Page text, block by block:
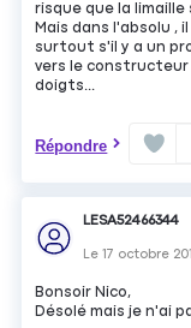
risque que la
Mais dans l'absolu ,
surtout s'il y a un
vers le constructeur
doigts...
Répondre
LESA52466344
Le17 octobre
Bonsoir Nico,
Désolé mais je n'ai